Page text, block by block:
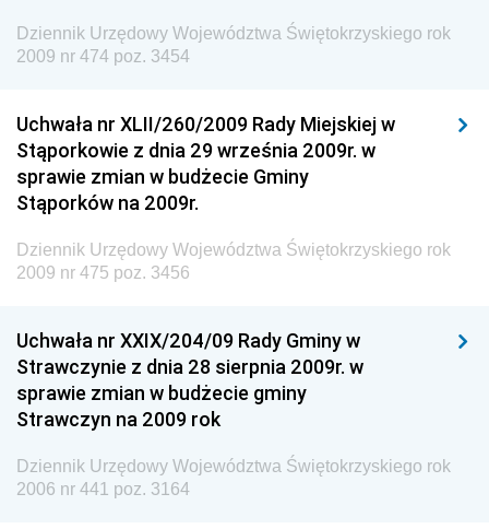
Wewnętrznego
Dziennik Urzędowy Urzędu Patentowego
Dziennik Urzędowy Generalnej Dyrekcji Dróg
Krajowych i Autostrad
Dziennik Urzędowy Ministra Środowiska
Dziennik Urzędowy Ministra Edukacji
Dziennik Urzędowy Ministra Przemysłu
Dziennik Urzędowy Ministra Finansów i Gospodarki
Dziennik Urzędowy Ministra do Spraw Unii
Dziennik Urzędowy Agencji Wywiadu
Dziennik Urzędowy Województwa Świętokrzyskiego rok
2009 nr 474 poz. 3454
Uchwała nr XLII/260/2009 Rady Miejskiej w
Stąporkowie z dnia 29 września 2009r. w
sprawie zmian w budżecie Gminy
Stąporków na 2009r.
Dziennik Urzędowy Województwa Świętokrzyskiego rok
2009 nr 475 poz. 3456
Uchwała nr XXIX/204/09 Rady Gminy w
Strawczynie z dnia 28 sierpnia 2009r. w
sprawie zmian w budżecie gminy
Strawczyn na 2009 rok
Dziennik Urzędowy Województwa Świętokrzyskiego rok
2006 nr 441 poz. 3164